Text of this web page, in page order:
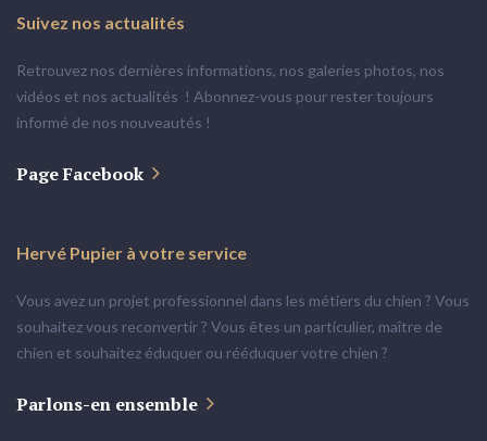
Suivez nos actualités
Retrouvez nos dernières informations, nos galeries photos, nos
vidéos et nos actualités ! Abonnez-vous pour rester toujours
informé de nos nouveautés !
Page Facebook
Hervé Pupier à votre service
Vous avez un projet professionnel dans les métiers du chien ? Vous
souhaitez vous reconvertir ? Vous êtes un particulier, maître de
chien et souhaitez éduquer ou rééduquer votre chien ?
Parlons-en ensemble